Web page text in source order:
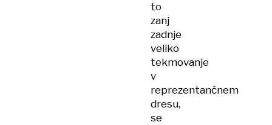
to
zanj
zadnje
veliko
tekmovanje
v
reprezentančnem
dresu,
se
o